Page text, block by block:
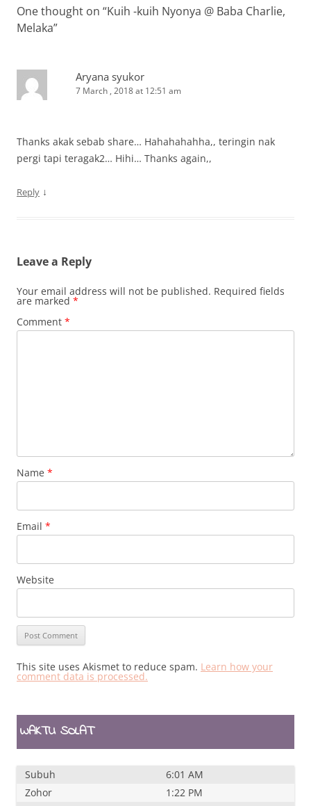
One thought on “Kuih -kuih Nyonya @ Baba Charlie,
Melaka”
Aryana syukor
7 March , 2018 at 12:51 am
Thanks akak sebab share… Hahahahahha,, teringin nak
pergi tapi teragak2… Hihi… Thanks again,,
Reply ↓
Leave a Reply
Your email address will not be published. Required fields
are marked *
Comment *
Name *
Email *
Website
This site uses Akismet to reduce spam. Learn how your
comment data is processed.
WAKTU SOLAT
Subuh
6:01 AM
Zohor
1:22 PM